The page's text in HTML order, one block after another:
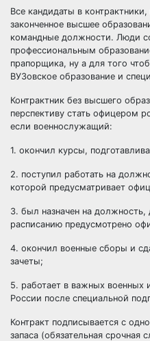
Все кандидаты в
законченное высшее
командные должности. Люди
профессиональным
прапорщика, ну а для того
ВУЗовское образование и
Контрактник без высшего
перспективу стать офицером
если военнослужащий:
1. окончил курсы,
2. поступил работать на
которой предусматривает
3. был назначен на должность,
расписанию предусмотрено
4. окончил военные сборы и
зачеты;
5. работает в важных военных
России после специальной
Контракт подписывается с
запаса (обязательная